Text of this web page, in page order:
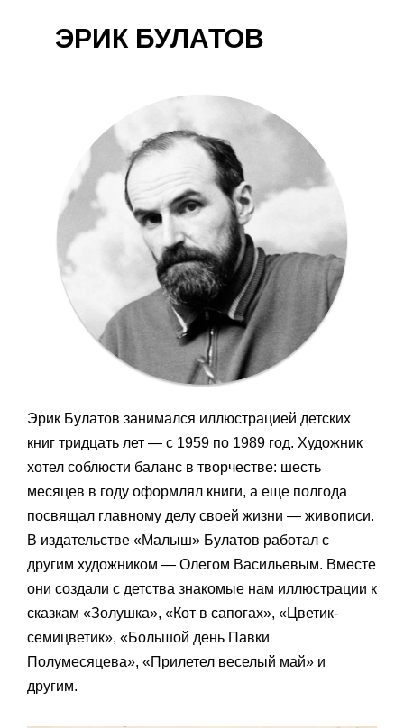
ЭРИК БУЛАТОВ
Эрик Булатов занимался иллюстрацией детских
книг тридцать лет — с 1959 по 1989 год. Художник
хотел соблюсти баланс в творчестве: шесть
месяцев в году оформлял книги, а еще полгода
посвящал главному делу своей жизни — живописи.
В издательстве «Малыш» Булатов работал с
другим художником — Олегом Васильевым. Вместе
они создали с детства знакомые нам иллюстрации к
сказкам «Золушка», «Кот в сапогах», «Цветик-
семицветик», «Большой день Павки
Полумесяцева», «Прилетел веселый май» и
другим.